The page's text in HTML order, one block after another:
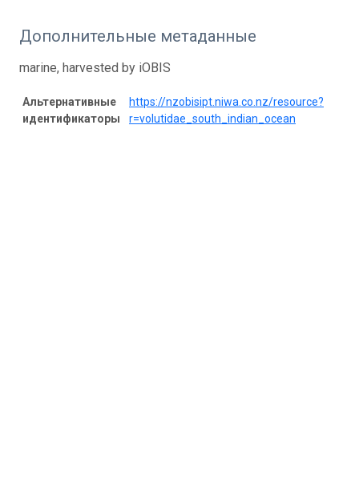
Дополнительные метаданные
marine, harvested by iOBIS
Альтернативные
идентификаторы
https://nzobisipt.niwa.co.nz/resource?
r=volutidae_south_indian_ocean